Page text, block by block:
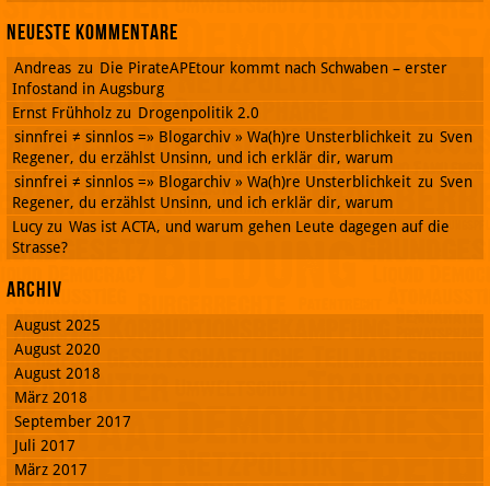
Neueste Kommentare
Andreas zu Die PirateAPEtour kommt nach Schwaben – erster
Infostand in Augsburg
Ernst Frühholz zu Drogenpolitik 2.0
sinnfrei ≠ sinnlos =» Blogarchiv » Wa(h)re Unsterblichkeit zu Sven
Regener, du erzählst Unsinn, und ich erklär dir, warum
sinnfrei ≠ sinnlos =» Blogarchiv » Wa(h)re Unsterblichkeit zu Sven
Regener, du erzählst Unsinn, und ich erklär dir, warum
Lucy zu Was ist ACTA, und warum gehen Leute dagegen auf die
Strasse?
Archiv
August 2025
August 2020
August 2018
März 2018
September 2017
Juli 2017
März 2017